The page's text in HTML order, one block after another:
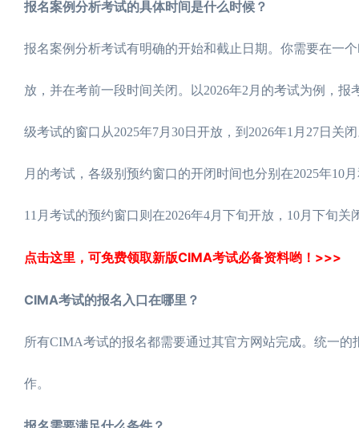
报名案例分析考试的具体时间是什么时候？
报名案例分析考试有明确的开始和截止日期。你需要在一
放，并在考前一段时间关闭。以2026年2月的考试为例，
级考试的窗口从2025年7月30日开放，到2026年1月27日关
月的考试，各级别预约窗口的开闭时间也分别在2025年10
11月考试的预约窗口则在2026年4月下旬开放，10月下旬
点击这里，可免费领取新版CIMA考试必备资料哟！>>>
CIMA考试的报名入口在哪里？
所有CIMA考试的报名都需要通过其官方网站完成。统一的
作。